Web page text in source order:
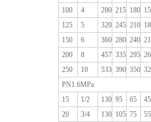
100
4 280 215 180
125
5 320 245 210
150
6 360 280 240
200
8 457 335 295
250
10 533 390 350
PN1.6MPa
15
1/2 130 95 65
45
20
3/4 130 105 75
55